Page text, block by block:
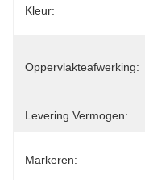
Kleur:
Oppervlakteafwerking:
Levering Vermogen:
Markeren: